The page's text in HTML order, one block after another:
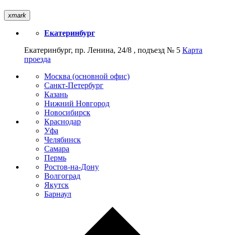
xmark
Екатеринбург
Екатеринбург, пр. Ленина, 24/8 , подъезд № 5 Карта
проезда
Москва (основной офис)
Санкт-Петербург
Казань
Нижний Новгород
Новосибирск
Краснодар
Уфа
Челябинск
Самара
Пермь
Ростов-на-Дону
Волгоград
Якутск
Барнаул